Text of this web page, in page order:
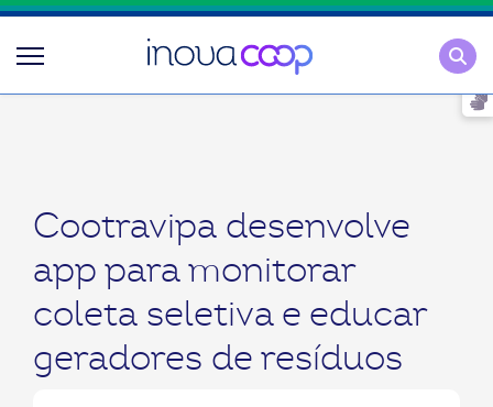
Cootravipa desenvolve
app para monitorar
coleta seletiva e educar
geradores de resíduos